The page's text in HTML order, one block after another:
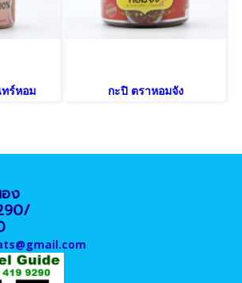
ร์หอม กะปิ ตราหอมจัง
ง